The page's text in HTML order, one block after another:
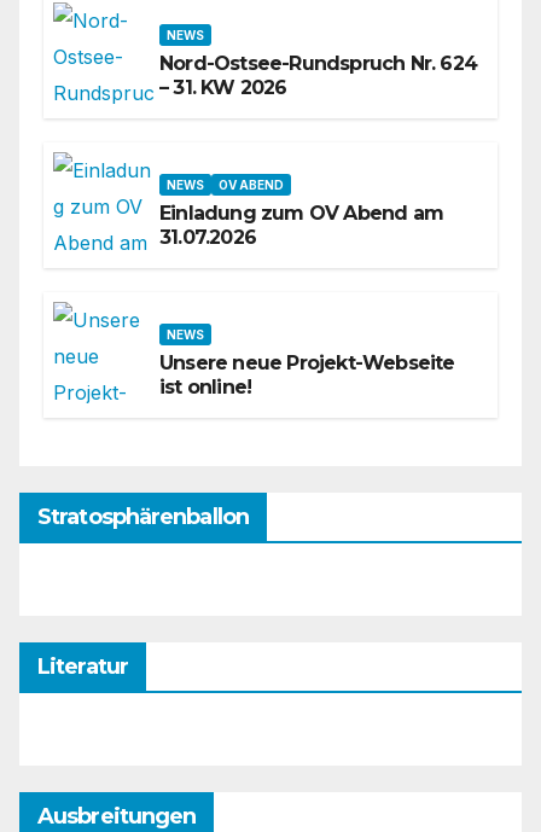
NEWS
Nord-Ostsee-Rundspruch Nr. 624
– 31. KW 2026
NEWS OV ABEND
Einladung zum OV Abend am
31.07.2026
NEWS
Unsere neue Projekt-Webseite
ist online!
Stratosphärenballon
Literatur
Ausbreitungen